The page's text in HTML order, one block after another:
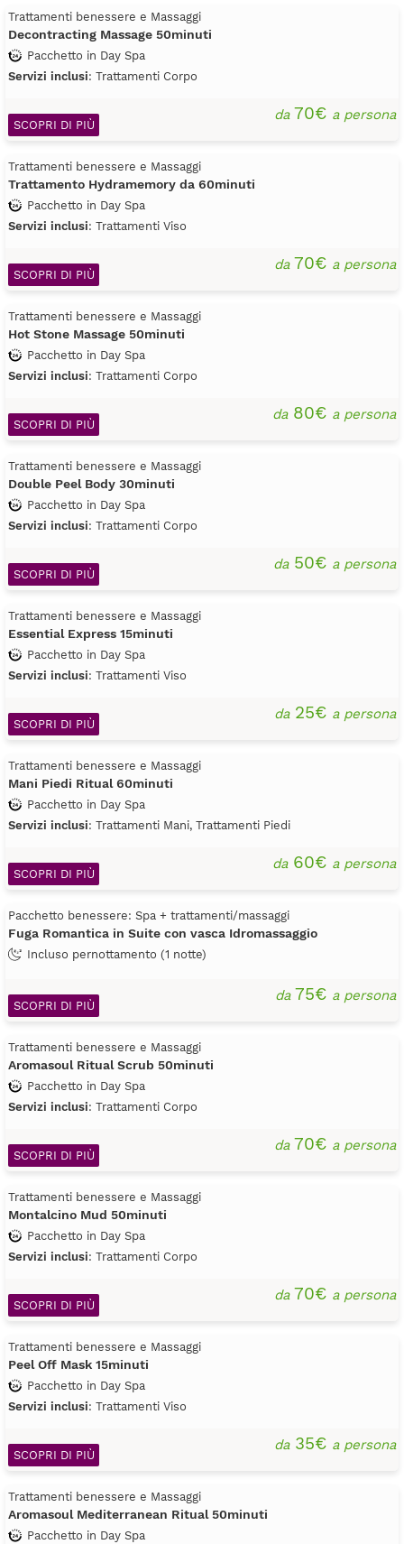
Trattamenti benessere e Massaggi
Decontracting Massage 50minuti
Pacchetto in Day Spa
Servizi inclusi: Trattamenti Corpo
da70€ a persona
SCOPRI DI PIÙ
Trattamenti benessere e Massaggi
Trattamento Hydramemory da 60minuti
Pacchetto in Day Spa
Servizi inclusi: Trattamenti Viso
da70€ a persona
SCOPRI DI PIÙ
Trattamenti benessere e Massaggi
Hot Stone Massage 50minuti
Pacchetto in Day Spa
Servizi inclusi: Trattamenti Corpo
da80€ a persona
SCOPRI DI PIÙ
Trattamenti benessere e Massaggi
Double Peel Body 30minuti
Pacchetto in Day Spa
Servizi inclusi: Trattamenti Corpo
da50€ a persona
SCOPRI DI PIÙ
Trattamenti benessere e Massaggi
Essential Express 15minuti
Pacchetto in Day Spa
Servizi inclusi: Trattamenti Viso
da25€ a persona
SCOPRI DI PIÙ
Trattamenti benessere e Massaggi
Mani Piedi Ritual 60minuti
Pacchetto in Day Spa
Servizi inclusi: Trattamenti Mani, Trattamenti Piedi
da60€ a persona
SCOPRI DI PIÙ
Pacchetto benessere: Spa + trattamenti/massaggi
Fuga Romantica in Suite con vasca Idromassaggio
Incluso pernottamento (1 notte)
da75€ a persona
SCOPRI DI PIÙ
Trattamenti benessere e Massaggi
Aromasoul Ritual Scrub 50minuti
Pacchetto in Day Spa
Servizi inclusi: Trattamenti Corpo
da70€ a persona
SCOPRI DI PIÙ
Trattamenti benessere e Massaggi
Montalcino Mud 50minuti
Pacchetto in Day Spa
Servizi inclusi: Trattamenti Corpo
da70€ a persona
SCOPRI DI PIÙ
Trattamenti benessere e Massaggi
Peel Off Mask 15minuti
Pacchetto in Day Spa
Servizi inclusi: Trattamenti Viso
da35€ a persona
SCOPRI DI PIÙ
Trattamenti benessere e Massaggi
Aromasoul Mediterranean Ritual 50minuti
Pacchetto in Day Spa